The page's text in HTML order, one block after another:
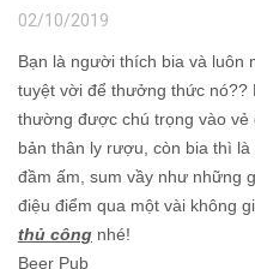
02/10/2019
Bạn là người thích bia và luôn
tuyệt vời để thưởng thức
thường được chú trọng vào
bản thân ly rượu, còn bia thì
đầm ấm, sum vầy như những
điệu điểm qua một vài không
thủ công nhé!
Beer Pub